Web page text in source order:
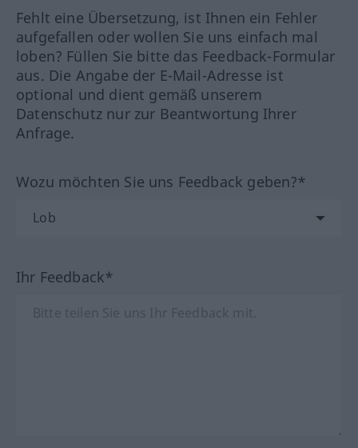
Fehlt eine Übersetzung, ist Ihnen ein Fehler
aufgefallen oder wollen Sie uns einfach mal
loben? Füllen Sie bitte das Feedback-Formular
aus. Die Angabe der E-Mail-Adresse ist
optional und dient gemäß unserem
Datenschutz nur zur Beantwortung Ihrer
Anfrage.
Wozu möchten Sie uns Feedback geben?*
Ihr Feedback*